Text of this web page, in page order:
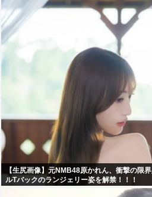
【生尻画像】元NMB48原かれん、衝撃の限
ルTバックのランジェリー姿を解禁！！！